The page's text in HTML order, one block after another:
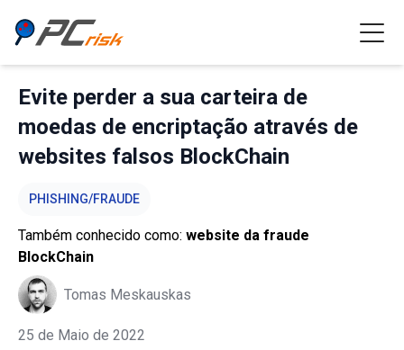
Evite perder a sua carteira de
moedas de encriptação através de
websites falsos BlockChain
PHISHING/FRAUDE
Também conhecido como: website da fraude
BlockChain
Tomas Meskauskas
25 de Maio de 2022